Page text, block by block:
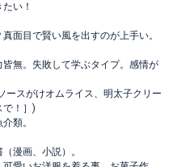
い！
面目で賢い風を出すのが上手い。
無。失敗して学ぶタイプ。感情が
ースがけオムライス、明太子クリー
で！］)
類。
漫画、小説）。